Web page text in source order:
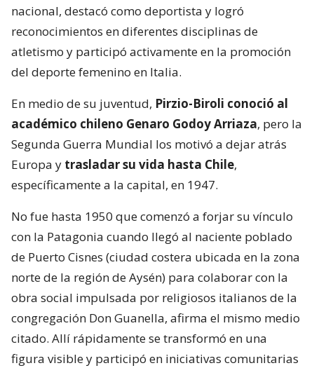
nacional, destacó como deportista y logró
reconocimientos en diferentes disciplinas de
atletismo y participó activamente en la promoción
del deporte femenino en Italia.
En medio de su juventud, Pirzio-Biroli conoció al
académico chileno Genaro Godoy Arriaza, pero la
Segunda Guerra Mundial los motivó a dejar atrás
Europa y trasladar su vida hasta Chile,
específicamente a la capital, en 1947.
No fue hasta 1950 que comenzó a forjar su vínculo
con la Patagonia cuando llegó al naciente poblado
de Puerto Cisnes (ciudad costera ubicada en la zona
norte de la región de Aysén) para colaborar con la
obra social impulsada por religiosos italianos de la
congregación Don Guanella, afirma el mismo medio
citado. Allí rápidamente se transformó en una
figura visible y participó en iniciativas comunitarias